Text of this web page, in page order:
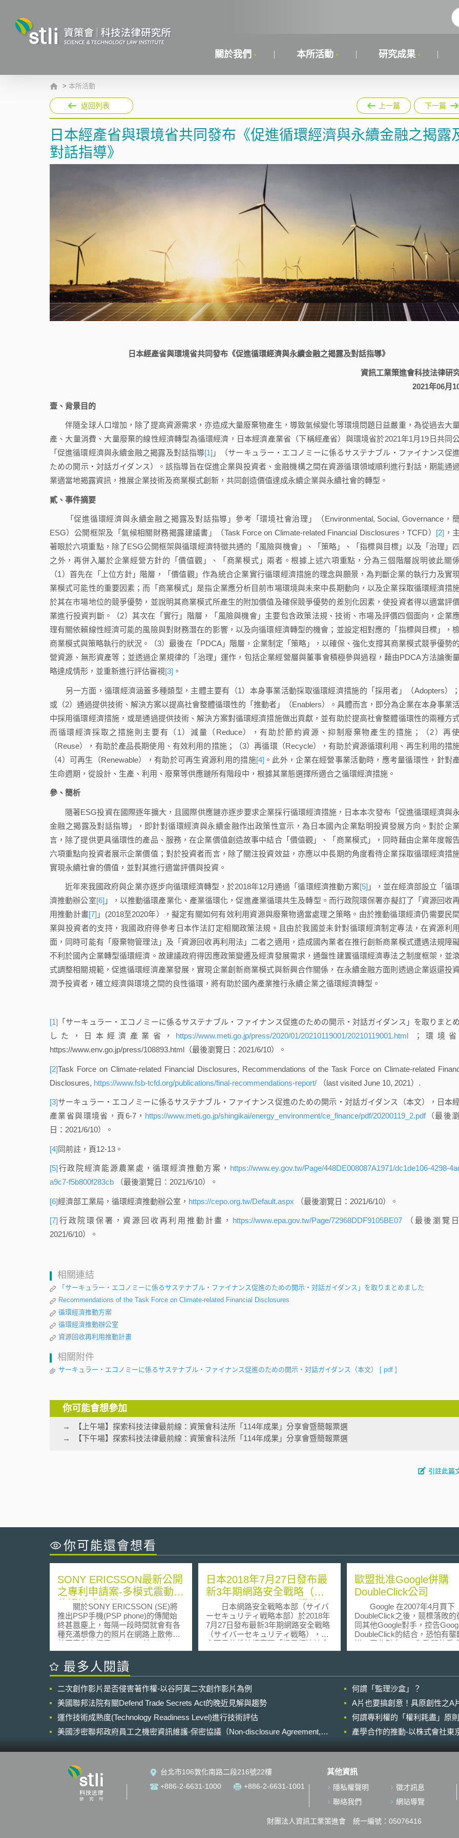
關於我們 本所活動 研究成果
> 本所活動
返回列表 上一篇 下一篇
日本經產省與環境省共同發布《促進循環經濟與永續金融之揭露
對話指導》
日本經產省與環境省共同發布《促進循環經濟與永續金融之揭露及對話指導》
資訊工業策進會科技法律研
2021年06月
壹、背景目的
伴隨全球人口增加，除了提高資源需求，亦造成大量廢棄物產生，導致氣候變化等環境問題日益嚴重，為從過去大
產、大量消費、大量廢棄的線性經濟轉型為循環經濟，日本經濟產業省（下稱經產省）與環境省於2021年1月19日共同
「促進循環經濟與永續金融之揭露及對話指導[1] 」（サーキュラー・エコノミーに係るサステナブル・ファイナンス促
ための開示・対話ガイダンス）。該指導旨在促進企業與投資者、金融機構之間在資源循環領域順利進行對話，期能通
業適當地揭露資訊，推展企業技術及商業模式創新，共同創造價值達成永續企業與永續社會的轉型。
貳、事件摘要
「促進循環經濟與永續金融之揭露及對話指導」參考「環境社會治理」（Environmental, Social, Governance，
ESG）公開框架及「氣候相關財務揭露建議書」（Task Force on Climate-related Financial Disclosures，TCFD） [2] ，
著眼於六項重點，除了ESG公開框架與循環經濟特徵共通的「風險與機會」、「策略」、「指標與目標」以及「治理」
之外，再併入屬於企業經營方針的「價值觀」、「商業模式」兩者。根據上述六項重點，分為三個階層說明彼此關係
（1）首先在「上位方針」階層，「價值觀」作為統合企業實行循環經濟措施的理念與願景，為判斷企業的執行力及實
業模式可能性的重要因素；而「商業模式」是指企業應分析目前市場環境與未來中長期動向，以及企業採取循環經濟措
於其在市場地位的競爭優勢，並說明其商業模式所產生的附加價值及確保競爭優勢的差別化因素，使投資者得以適當評
業進行投資判斷。（2）其次在「實行」階層，「風險與機會」主要包含政策法規、技術、市場及評價四個面向，企業
理有關依賴線性經濟可能的風險與對財務潛在的影響，以及向循環經濟轉型的機會；並設定相對應的「指標與目標」，
商業模式與策略執行的狀況。（3）最後在「PDCA」階層，企業制定「策略」，以確保、強化支撐其商業模式競爭優勢
營資源、無形資產等；並透過企業規律的「治理」運作，包括企業經營層與董事會積極參與過程，藉由PDCA方法論衡
略達成情形，並重新進行評估審視[3] 。
另一方面，循環經濟涵蓋多種類型，主體主要有（1）本身事業活動採取循環經濟措施的「採用者」（Adopters）
或（2）通過提供技術、解決方案以提高社會整體循環性的「推動者」（Enablers）。具體而言，即分為企業在本身事業
中採用循環經濟措施，或是通過提供技術、解決方案對循環經濟措施做出貢獻，並有助於提高社會整體循環性的兩種方式
而循環經濟採取之措施則主要有（1）減量（Reduce），有助於節約資源、抑制廢棄物產生的措施；（2）再
（Reuse），有助於產品長期使用、有效利用的措施；（3）再循環（Recycle），有助於資源循環利用、再生利用的措施
（4）可再生（Renewable），有助於可再生資源利用的措施[4] 。此外，企業在經營事業活動時，應考量循環性，針對
生命週期，從設計、生產、利用、廢棄等供應鏈所有階段中，根據其業態選擇所適合之循環經濟措施。
參、簡析
隨著ESG投資在國際逐年擴大，且國際供應鏈亦逐步要求企業採行循環經濟措施，日本本次發布「促進循環經濟與
金融之揭露及對話指導」，即針對循環經濟與永續金融作出政策性宣示，為日本國內企業點明投資發展方向。對於企
言，除了提供更具循環性的產品、服務，在企業價值創造故事中結合「價值觀」、「商業模式」，同時藉由企業年度報
六項重點向投資者展示企業價值；對於投資者而言，除了關注投資效益，亦應以中長期的角度看待企業採取循環經濟措
實現永續社會的價值，並對其進行適當評價與投資。
近年來我國政府與企業亦逐步向循環經濟轉型，於2018年12月通過「循環經濟推動方案[5] 」，並在經濟部設立「循
濟推動辦公室[6] 」，以推動循環產業化、產業循環化，促進產業循環共生及轉型。而行政院環保署亦擬訂了「資源回收
用推動計畫[7] 」(2018至2020年），擬定有關如何有效利用資源與廢棄物適當處理之策略。由於推動循環經濟仍需要民
業與投資者的支持，我國政府得參考日本作法訂定相關政策法規。且由於我國並未針對循環經濟制定專法，在資源利
面，同時可能有「廢棄物管理法」及「資源回收再利用法」二者之適用，造成國內業者在推行創新商業模式遭遇法規障礙
不利於國內企業轉型循環經濟。故建議政府得因應政策變遷及經濟發展需求，通盤性建置循環經濟專法之制度框架，並
式調整相關規範，促進循環經濟產業發展，實現企業創新商業模式與新興合作關係，在永續金融方面則透過企業返還投資
潤予投資者，確立經濟與環境之間的良性循環，將有助於國內產業推行永續企業之循環經濟轉型。
[1] 「サーキュラー・エコノミーに係るサステナブル・ファイナンス促進のための開示・対話ガイダンス」を取りまと
した，日本經濟產業省， https://www.meti.go.jp/press/2020/01/20210119001/20210119001.html ；環境省
https://www.env.go.jp/press/108893.html（最後瀏覽日：2021/6/10）。
[2]Task Force on Climate-related Financial Disclosures, Recommendations of the Task Force on Climate-related
Disclosures, https://www.fsb-tcfd.org/publications/final-recommendations-report/ （last visited June 10, 2021）.
[3]サーキュラー・エコノミーに係るサステナブル・ファイナンス促進のための開示・対話ガイダンス（本文），日本
產業省與環境省，頁6-7， https://www.meti.go.jp/shingikai/energy_environment/ce_finance/pdf/20200119_2.pdf（最後
日：2021/6/10）。
[4]同前註，頁12-13。
[5]行政院經濟能源農業處，循環經濟推動方案， https://www.ey.gov.tw/Page/448DE008087A1971/dc1de106-4298-
a9c7-f5b800f283cb （最後瀏覽日：2021/6/10）。
[6]經濟部工業局，循環經濟推動辦公室， https://cepo.org.tw/Default.aspx （最後瀏覽日：2021/6/10）。
[7] 行政院環保署，資源回收再利用推動計畫， https://www.epa.gov.tw/Page/72968DDF9105BE07（最後瀏覽日
2021/6/10）。
相關連結
「サーキュラー・エコノミーに係るサステナブル・ファイナンス促進のための開示・対話ガイダンス」を取りまとめました
Recommendations of the Task Force on Climate-related Financial Disclosures
循環經濟推動方案
循環經濟推動辦公室
資源回收再利用推動計畫
相關附件
サーキュラー・エコノミーに係るサステナブル・ファイナンス促進のための開示・対話ガイダンス（本文） [ pdf ]
你可能會想參加
【上午場】探索科技法律最前線：資策會科法所「114年成果」分享會暨簡報票選
【下午場】探索科技法律最前線：資策會科法所「114年成果」分享會暨簡報票選
引註此篇
你可能還會想看
SONY ERICSSON最新公開
之專利申請案-多模式震動定
位觸控式螢幕
關於SONY ERICSSON (SE)將
推出PSP手機(PSP phone)的傳聞始
終甚囂塵上，每隔一段時間就會有各
種充滿想像力的照片在網路上散佈。
美國專利商標局(USPTO)於2008年03
月06日公開了SE於2006年08月30日
所遞交的新專利申請案。從該申請案
的內容中可發現，SE將為市場帶來具
SE的該申請案揭露了一種可攜式行動
通訊裝置，其包含全觸控式顯示螢
幕、加速度感測器或其他方向感測器
以及觸覺回饋(haptics feedback)配
備，其可透過軟體分別在PSP以及手
機模式下設定以及切換多種功能。特
制，原本提供觸覺回饋的實體按鍵便
可以被省去，因此在實務上，該螢幕
可佈滿該通訊裝置的整個表面。
當然，在我們談到前述的加速度感測
器、全觸控式顯示螢幕以及透過軟體
設定功能的同時，SE並未在該專利申
日本2018年7月27日發布最
新3年期網路安全戰略（サ
イバーセキュリティ戦略）
日本網路安全戰略本部（サイバ
ーセキュリティ戦略本部）於2018年
7月27日發布最新3年期網路安全戰略
（サイバーセキュリティ戦略），其
主要目的係持續實現「提昇經濟社會
活力與永續發展」、「實現國民安全
全戰略本部（サイバーセキュリティ
戦略本部）發布之網路安全年度計畫
2018（サイバーセキュリティ
2018），執行下述資安對策的細部計
畫與做法。 以下簡述依據日本三
大資安目標所提出之重要資安對策：
動可以支援創造新價值之網路安全措
全供應鏈。 (3) 架構安全物聯網
（Internet of Things, IoT）系統。 實
現國民安全且安心生活之社會 (1) 制
與充實政府機關之網路安全。 (4) 確
歐盟批准Google併購
DoubleClick公司
Google 在2007年4月買下
DoubleClick之後，競標落敗的
同其他Google對手，控告
DoubleClick的結合，恐怕有壟
嫌，因此引來FTC和歐盟執委
查。 Google此前已經於去年12月
無條件批准Google以31億美元
上廣告業者DoubleClick的購併
另據CNN Money網站報導
執委會通過雙方合併，主要基
重大證據顯示，雙方的結合將
微軟(Microsoft)、雅虎
其次，Google和DoubleClick
市場的競爭，不至於帶來負面
擊。 不過，提倡保護個人隱私的
組織反對該收購交易，他們認為
Google與DoubleClick合併之後
但是歐盟執委會表示個人隱私
最多人閱讀
二次創作影片是否侵害著作權-以谷阿莫二次創作影片為例
何謂「監理沙盒」？
美國聯邦法院有關Defend Trade Secrets Act的晚近見解與趨勢
A片也要搞創意！具原創性之A
運作技術成熟度(Technology Readiness Level)進行技術評估
何謂專利權的「權利耗盡」原
美國涉密聯邦政府員工之機密資訊維護-保密協議（Non-disclosure Agreement,
產學合作的推動-以株式會社東
台北市106敦化南路二段216號22樓
+886-2-6631-1000
+886-2-6631-1001
其他資訊
隱私權聲明
徵才訊息
聯絡我們
網站導覽
財團法人資訊工業策進會 統一編號：05076416